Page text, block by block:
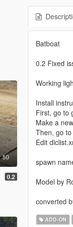
50
0.2
Batboat
0.2 Fixed
Working
Install
First, go to
Make a
Then, go
Edit
spawn
Model by
converted
ADD-ON